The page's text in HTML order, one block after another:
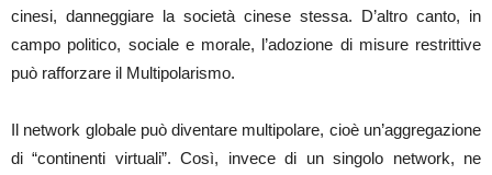
cinesi, danneggiare la società cinese stessa. D’altro canto, in
campo politico, sociale e morale, l’adozione di misure restrittive
può rafforzare il Multipolarismo.
Il network globale può diventare multipolare, cioè un’aggregazione
di “continenti virtuali”. Così, invece di un singolo network, ne